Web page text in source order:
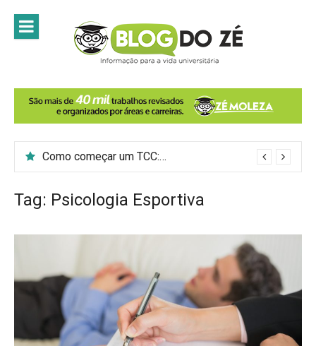
content
Como começar um TCC: 7 passos para introduzir o tema do trabalho
Tag: Psicologia Esportiva